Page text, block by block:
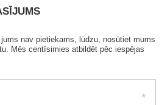
nav pietiekams, lūdzu, nosūtiet mums
Mēs centīsimies atbildēt pēc iespējas